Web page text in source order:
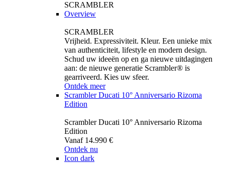
SCRAMBLER
Overview
SCRAMBLER
Vrijheid. Expressiviteit. Kleur. Een unieke mix
van authenticiteit, lifestyle en modern design.
Schud uw ideeën op en ga nieuwe uitdagingen
aan: de nieuwe generatie Scrambler® is
gearriveerd. Kies uw sfeer.
Ontdek meer
Scrambler Ducati 10° Anniversario Rizoma
Edition
Scrambler Ducati 10° Anniversario Rizoma
Edition
Vanaf 14.990 €
Ontdek nu
Icon dark